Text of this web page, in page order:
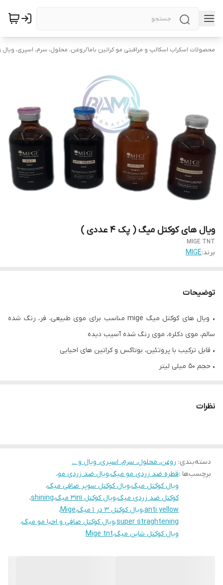
محصولات اسکراب اسکالپ و مراقبتی مو کراتین باما/روغن، محلول، سرم، اسپری، ویال
ویال های کوکتل میگ ( پک ۴ عددی )
MIGE TNT
برند:MIGE
توضیحات
• ویال های کوکتل میگ mige مناسب برای موی طبیعی، فر، رنگ شده
سالم، موی دکلره، موی رنگ شده آسیب دیده
• قابل ترکیب با پروتئین، بوتاکس و کراتین های احیایی
• حجم ۵۰ میلی لیتر
سرمه ای anti yellow :ضد زردی و احیا
صورتی 3in1 : صافی و احیا + شاین + ضد زردی
- جهت مشاوره تلفنی با شماره ذیل تماس حاصل فرمایید.
نظرات
دسته‌بندی: روغن، محلول، سرم، اسپری، ویال و ...
برچسب‌ها :قطره ضد زردی مو میگ،ویال ضد زردی مو،
ویال کوکتل میگ،ویال کوکتل سوپر صافی میگ،
کوکتل ضد زردی میگ،ویال کوکتل ۳in1 میگ ،shining،
anti yellow،ویال کوکتل ۳ در ۱ میگ ،Mige،
super straghtening،ویال کوکتل صافی و احیا مو میگ،
ویال کوکتل شاین میگ،Mige tnt